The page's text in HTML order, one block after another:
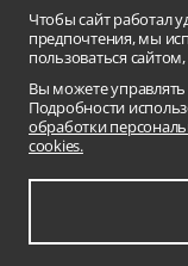
и использование
Заверения и
Противодействие
Условия
Сводная
Перечень
по улучшению
Чтобы сайт работал
предпочтения, мы
пользоваться
Вы можете
Подробности
обработки
cookies.